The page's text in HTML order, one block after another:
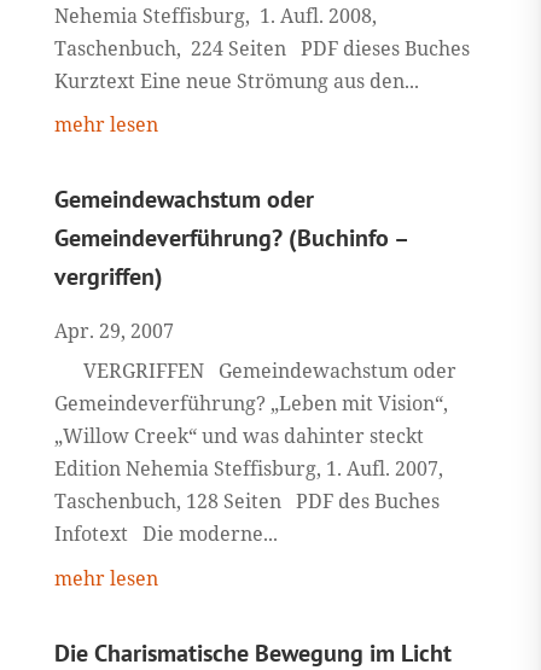
Nehemia Steffisburg, 1. Aufl. 2008,
Taschenbuch, 224 Seiten PDF dieses Buches
Kurztext Eine neue Strömung aus den...
mehr lesen
Gemeindewachstum oder
Gemeindeverführung? (Buchinfo –
vergriffen)
Apr. 29, 2007
VERGRIFFEN Gemeindewachstum oder
Gemeindeverführung? „Leben mit Vision“,
„Willow Creek“ und was dahinter steckt
Edition Nehemia Steffisburg, 1. Aufl. 2007,
Taschenbuch, 128 Seiten PDF des Buches
Infotext Die moderne...
mehr lesen
Die Charismatische Bewegung im Licht